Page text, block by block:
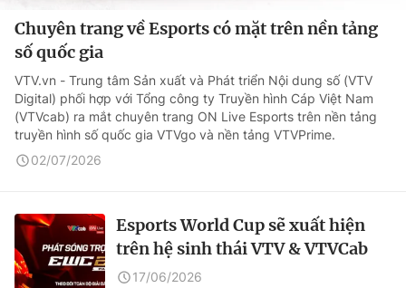
Chuyên trang về Esports có mặt trên nền tảng
số quốc gia
VTV.vn - Trung tâm Sản xuất và Phát triển Nội dung số (VTV
Digital) phối hợp với Tổng công ty Truyền hình Cáp Việt Nam
(VTVcab) ra mắt chuyên trang ON Live Esports trên nền tảng
truyền hình số quốc gia VTVgo và nền tảng VTVPrime.
02/07/2026
Esports World Cup sẽ xuất hiện
trên hệ sinh thái VTV & VTVCab
17/06/2026